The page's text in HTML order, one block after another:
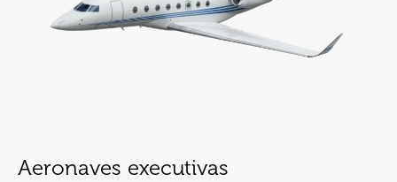
Aeronaves executivas